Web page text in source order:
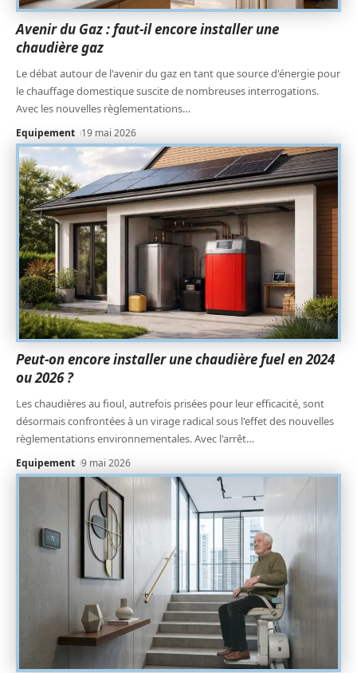
Avenir du Gaz : faut-il encore installer une
chaudière gaz
Le débat autour de l'avenir du gaz en tant que source d'énergie pour
le chauffage domestique suscite de nombreuses interrogations.
Avec les nouvelles règlementations…
Equipement 19 mai 2026
Peut-on encore installer une chaudière fuel en 2024
ou 2026 ?
Les chaudières au fioul, autrefois prisées pour leur efficacité, sont
désormais confrontées à un virage radical sous l'effet des nouvelles
règlementations environnementales. Avec l'arrêt…
Equipement 9 mai 2026